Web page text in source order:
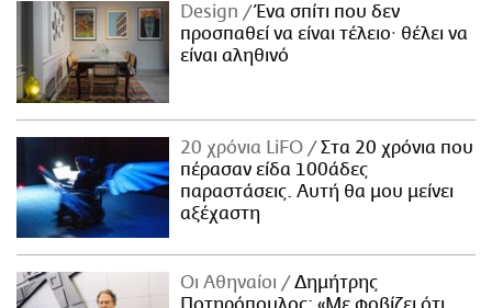
Design
Ένα σπίτι που δεν
προσπαθεί να είναι τέλειο· θέλει να
είναι αληθινό
20 χρόνια LiFO
Στα 20 χρόνια που
πέρασαν είδα 100άδες
παραστάσεις. Αυτή θα μου μείνει
αξέχαστη
Οι Αθηναίοι
Δημήτρης